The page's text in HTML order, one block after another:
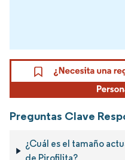
Preguntas Clave
¿Cuál es el tamaño